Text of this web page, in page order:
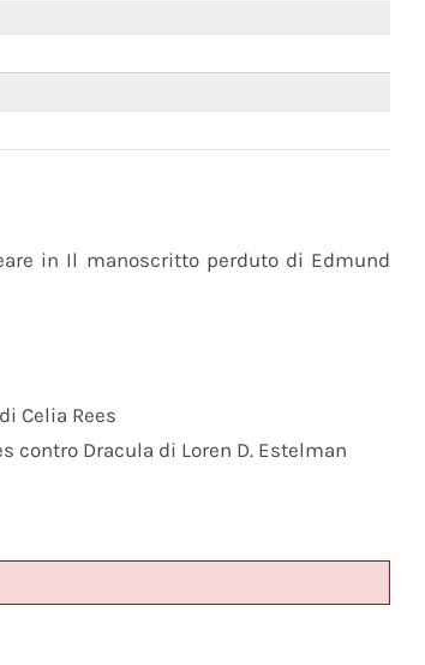
in Il manoscritto perduto di Edmund
Celia Rees
contro Dracula di Loren D. Estelman